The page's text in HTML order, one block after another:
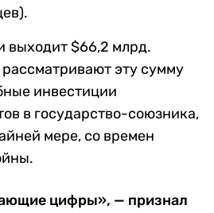
выходит $66,2 млрд.
эту сумму
инвестиции
в государство-союзника,
мере, со времен
цифры», — признал